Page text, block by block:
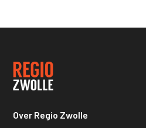
Over Regio Zwolle